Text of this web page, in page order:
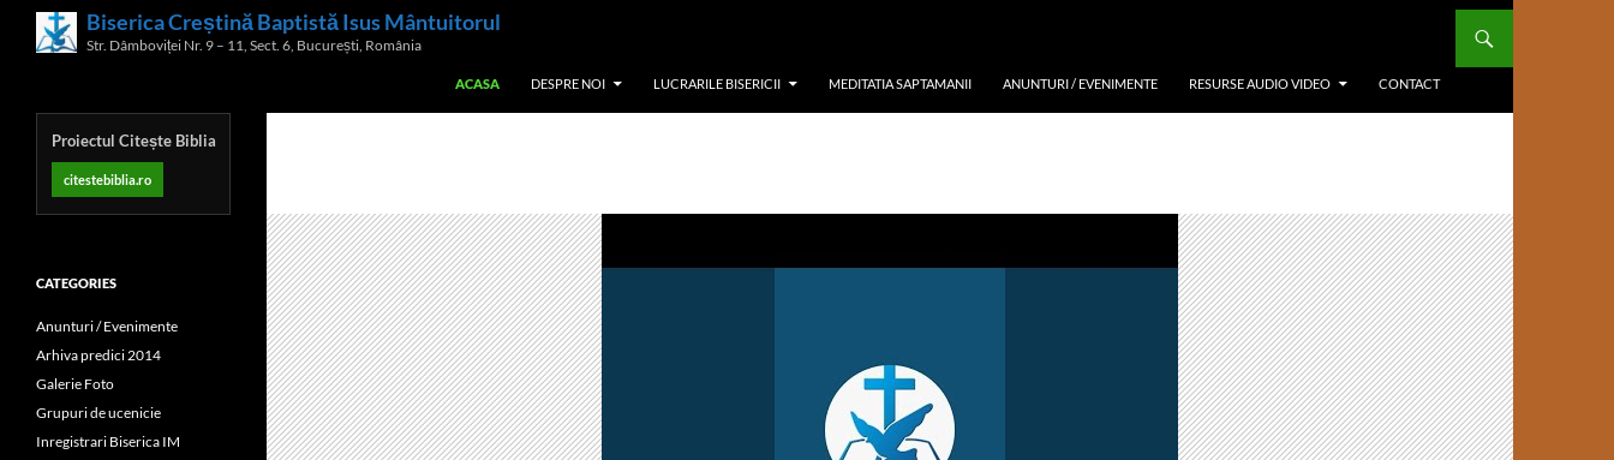
Biserica Creștină Baptistă Isus Mântuitorul
Str. Dâmboviței Nr. 9 – 11, Sect. 6, București, România
Search
ACASA DESPRE NOI LUCRARILE BISERICII MEDITATIA SAPTAMANII ANUNTURI / EVENIMENTE RESURSE AUDIO VIDEO CONTACT
Proiectul Citește Biblia
citestebiblia.ro
CATEGORIES
Anunturi / Evenimente
Arhiva predici 2014
Galerie Foto
Grupuri de ucenicie
Inregistrari Biserica IM